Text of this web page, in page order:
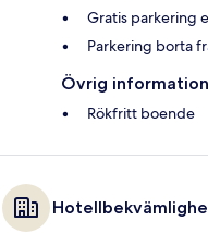
Gratis parkering
Parkering borta
Övrig information
Rökfritt boende